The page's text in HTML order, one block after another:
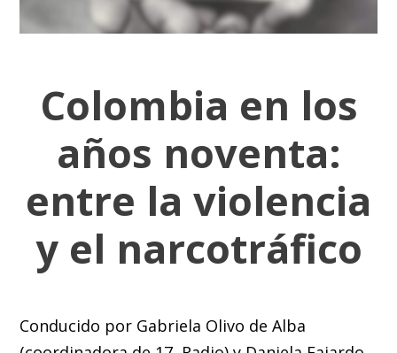
Colombia en los
años noventa:
entre la violencia
y el narcotráfico
Conducido por Gabriela Olivo de Alba